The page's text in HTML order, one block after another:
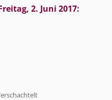
2. Juni 2017: